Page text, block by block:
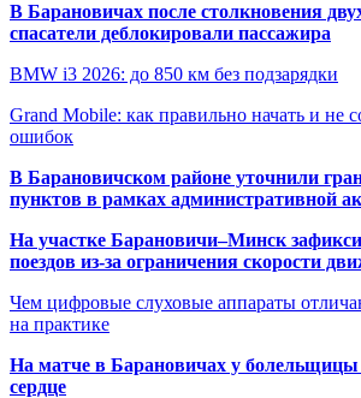
В Барановичах после столкновения
спасатели деблокировали пассажира
BMW i3 2026: до 850 км без подзарядки
Grand Mobile: как правильно начать и не
ошибок
В Барановичском районе уточнили
пунктов в рамках административной
На участке Барановичи–Минск
поездов из-за ограничения скорости
Чем цифровые слуховые аппараты
на практике
На матче в Барановичах у болельщицы
сердце